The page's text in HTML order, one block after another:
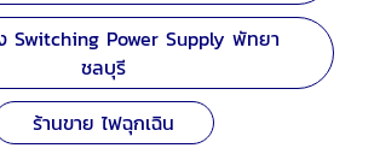
Switching Power Supply พัทยา
ชลบุรี
ร้านขาย ไฟฉุกเฉิน